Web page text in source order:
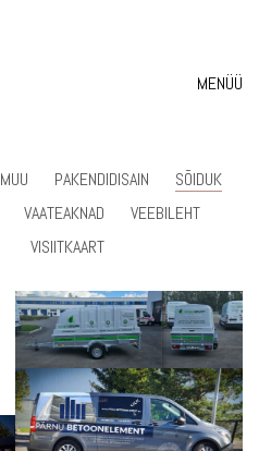
MENÜÜ
MUU PAKENDIDISAIN
SÕIDUK
VAATEAKNAD
VEEBILEHT
VISIITKAART